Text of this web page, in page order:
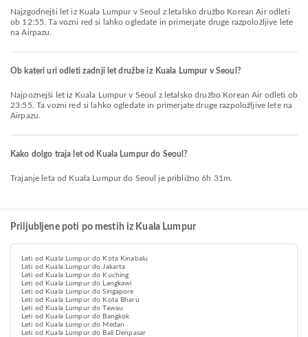
Najzgodnejši let iz Kuala Lumpur v Seoul z letalsko družbo Korean Air odleti
ob 12:55. Ta vozni red si lahko ogledate in primerjate druge razpoložljive lete
na Airpazu.
Ob kateri uri odleti zadnji let družbe iz Kuala Lumpur v Seoul?
Najpoznejši let iz Kuala Lumpur v Seoul z letalsko družbo Korean Air odleti ob
23:55. Ta vozni red si lahko ogledate in primerjate druge razpoložljive lete na
Airpazu.
Kako dolgo traja let od Kuala Lumpur do Seoul?
Trajanje leta od Kuala Lumpur do Seoul je približno 6h 31m.
Priljubljene poti po mestih iz Kuala Lumpur
Leti od Kuala Lumpur do Kota Kinabalu
Leti od Kuala Lumpur do Jakarta
Leti od Kuala Lumpur do Kuching
Leti od Kuala Lumpur do Langkawi
Leti od Kuala Lumpur do Singapore
Leti od Kuala Lumpur do Kota Bharu
Leti od Kuala Lumpur do Tawau
Leti od Kuala Lumpur do Bangkok
Leti od Kuala Lumpur do Medan
Leti od Kuala Lumpur do Bali Denpasar